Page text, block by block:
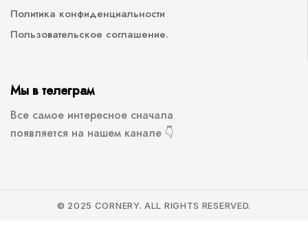
Политика конфиденциальности
Пользовательское соглашение.
Мы в телеграм
Все самое интересное сначала
появляется на нашем канале 👇
© 2025 CORNERY. ALL RIGHTS RESERVED.